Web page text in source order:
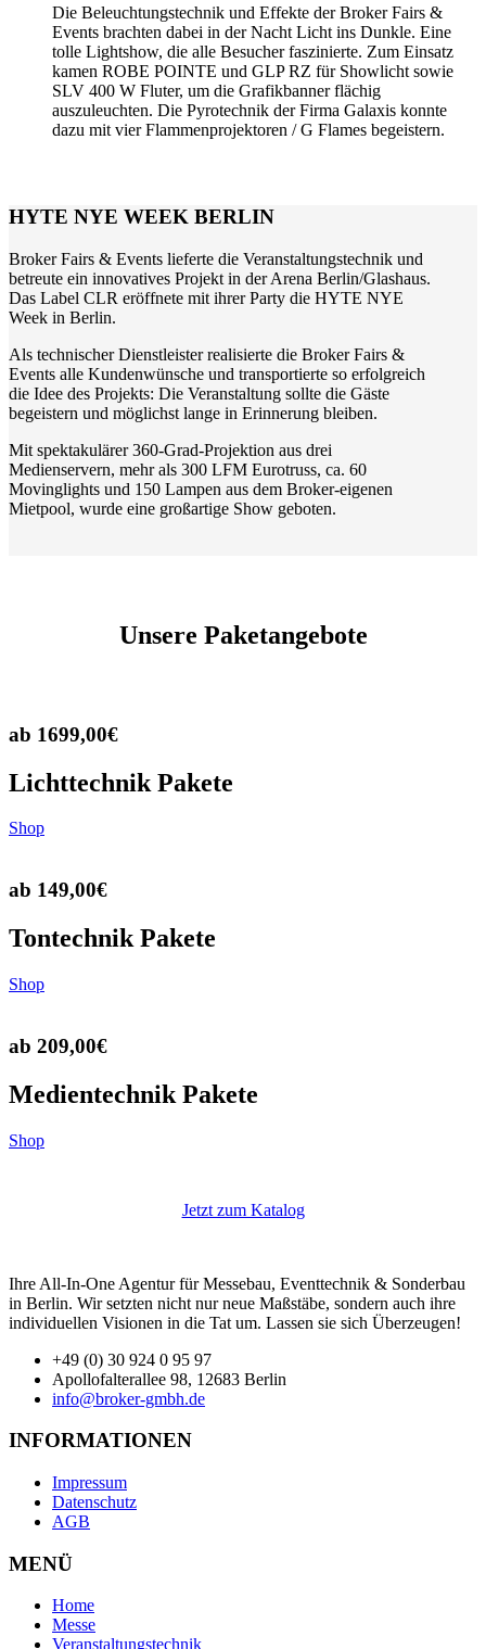
Die Beleuchtungstechnik und Effekte der Broker Fairs &
Events brachten dabei in der Nacht Licht ins Dunkle. Eine
tolle Lightshow, die alle Besucher faszinierte. Zum Einsatz
kamen ROBE POINTE und GLP RZ für Showlicht sowie
SLV 400 W Fluter, um die Grafikbanner flächig
auszuleuchten. Die Pyrotechnik der Firma Galaxis konnte
dazu mit vier Flammenprojektoren / G Flames begeistern.
HYTE NYE WEEK BERLIN
Broker Fairs & Events lieferte die Veranstaltungstechnik und
betreute ein innovatives Projekt in der Arena Berlin/Glashaus.
Das Label CLR eröffnete mit ihrer Party die HYTE NYE
Week in Berlin.
Als technischer Dienstleister realisierte die Broker Fairs &
Events alle Kundenwünsche und transportierte so erfolgreich
die Idee des Projekts: Die Veranstaltung sollte die Gäste
begeistern und möglichst lange in Erinnerung bleiben.
Mit spektakulärer 360-Grad-Projektion aus drei
Medienservern, mehr als 300 LFM Eurotruss, ca. 60
Movinglights und 150 Lampen aus dem Broker-eigenen
Mietpool, wurde eine großartige Show geboten.
Unsere Paketangebote
ab 1699,00€
Lichttechnik Pakete
Shop
ab 149,00€
Tontechnik Pakete
Shop
ab 209,00€
Medientechnik Pakete
Shop
Jetzt zum Katalog
Ihre All-In-One Agentur für Messebau, Eventtechnik & Sonderbau
in Berlin. Wir setzten nicht nur neue Maßstäbe, sondern auch ihre
individuellen Visionen in die Tat um. Lassen sie sich Überzeugen!
+49 (0) 30 924 0 95 97
Apollofalterallee 98, 12683 Berlin
info@broker-gmbh.de
INFORMATIONEN
Impressum
Datenschutz
AGB
MENÜ
Home
Messe
Veranstaltungstechnik